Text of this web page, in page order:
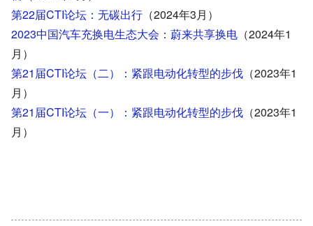
第22届CTI论坛：无碳出行 （2024年3月）
2023中国汽车充换电生态大会：蔚来共享换电 （2024年1
月）
第21届CTI论坛（二）：紧跟电动化转型的步伐 （2023年1
月）
第21届CTI论坛（一）：紧跟电动化转型的步伐 （2023年1
月）